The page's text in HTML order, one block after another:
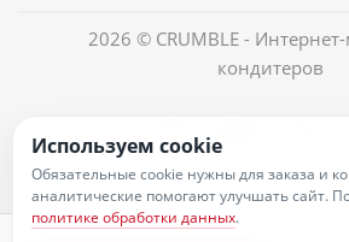
2026 © CRUMBLE -
кондитеров
Используем cookie
Обязательные cookie нужны для заказа и
аналитические помогают улучшать сайт.
политике обработки данных.